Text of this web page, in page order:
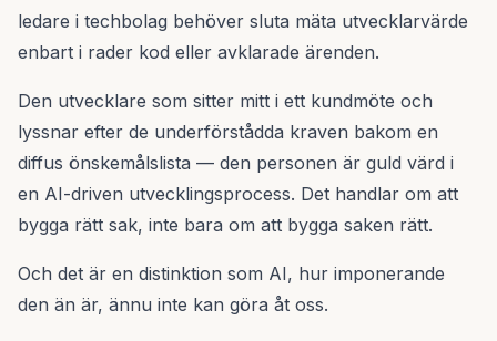
ledare i techbolag behöver sluta mäta utvecklarvärde
enbart i rader kod eller avklarade ärenden.
Den utvecklare som sitter mitt i ett kundmöte och
lyssnar efter de underförstådda kraven bakom en
diffus önskemålslista — den personen är guld värd i
en AI-driven utvecklingsprocess. Det handlar om att
bygga rätt sak, inte bara om att bygga saken rätt.
Och det är en distinktion som AI, hur imponerande
den än är, ännu inte kan göra åt oss.